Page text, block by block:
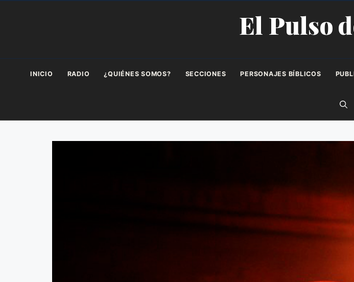
El Pulso
INICIO RADIO ¿QUIÉNES SOMOS? SECCIONES PERSONAJES BÍBLICOS